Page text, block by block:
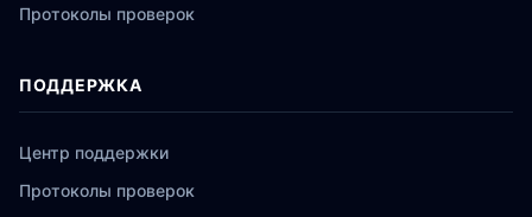
Протоколы проверок
ПОДДЕРЖКА
Центр поддержки
Протоколы проверок